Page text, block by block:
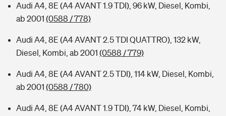
Audi A4, 8E (A4 AVANT 1.9 TDI), 96 kW, Diesel, Kombi,
ab 2001 (0588 / 778)
Audi A4, 8E (A4 AVANT 2.5 TDI QUATTRO), 132 kW,
Diesel, Kombi, ab 2001 (0588 / 779)
Audi A4, 8E (A4 AVANT 2.5 TDI), 114 kW, Diesel, Kombi,
ab 2001 (0588 / 780)
Audi A4, 8E (A4 AVANT 1.9 TDI), 74 kW, Diesel, Kombi,